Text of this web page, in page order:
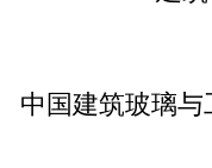
中国建筑玻璃